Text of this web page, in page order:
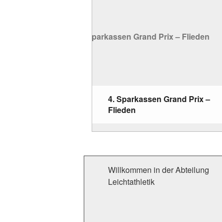
4. Sparkassen Grand Prix –
Flieden
Willkommen in der Abteilung
Leichtathletik